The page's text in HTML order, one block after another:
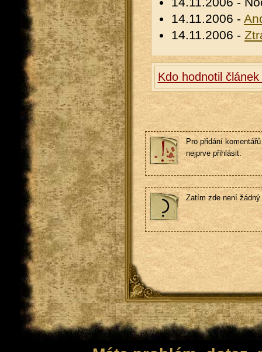
14.11.2006 -
14.11.2006 -
Kdo hodnotil
Pro přidání
nejprve přihlásit.
Zatím zde není žádný